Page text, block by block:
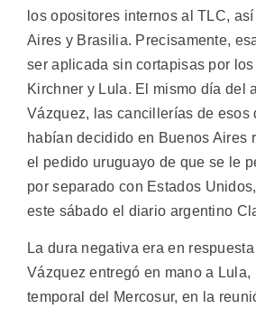
los opositores internos al TLC,
Aires y Brasilia. Precisamente,
ser aplicada sin cortapisas por
Kirchner y Lula. El mismo día del
Vázquez, las cancillerías de esos
habían decidido en Buenos Aires
el pedido uruguayo de que se le
por separado con Estados
este sábado el diario argentino
La dura negativa era en
Vázquez entregó en mano a Lula,
temporal del Mercosur, en la